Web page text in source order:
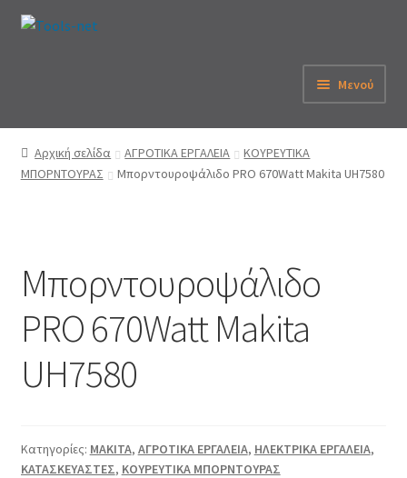
Απευθείας
Μετάβαση
Μενού
Αρχική
Εταιρεία
Λογαριασμός
Καλάθι
Παραγγελία
Όροι χρήσης
Αρχική σελίδα ΑΓΡΟΤΙΚΑ ΕΡΓΑΛΕΙΑ
ΚΟΥΡΕΥΤΙΚΑ
ΜΠΟΡΝΤΟΥΡΑΣ
Μπορντουροψάλιδο PRO 670Watt Makita UH7580
Μπορντουροψάλιδο
PRO 670Watt Makita
UH7580
Κατηγορίες: MAKITA, ΑΓΡΟΤΙΚΑ ΕΡΓΑΛΕΙΑ, ΗΛΕΚΤΡΙΚΑ ΕΡΓΑΛΕΙΑ,
ΚΑΤΑΣΚΕΥΑΣΤΕΣ, ΚΟΥΡΕΥΤΙΚΑ ΜΠΟΡΝΤΟΥΡΑΣ